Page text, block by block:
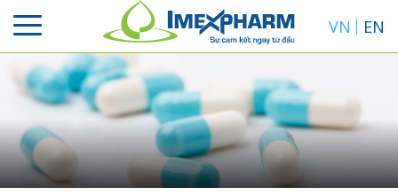
VN EN
Sắp xếp
Hiển thị